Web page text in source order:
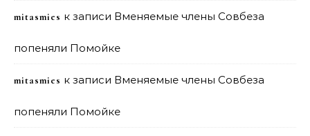
mitasmies к записи Вменяемые члены Совбеза
попеняли Помойке
mitasmies к записи Вменяемые члены Совбеза
попеняли Помойке